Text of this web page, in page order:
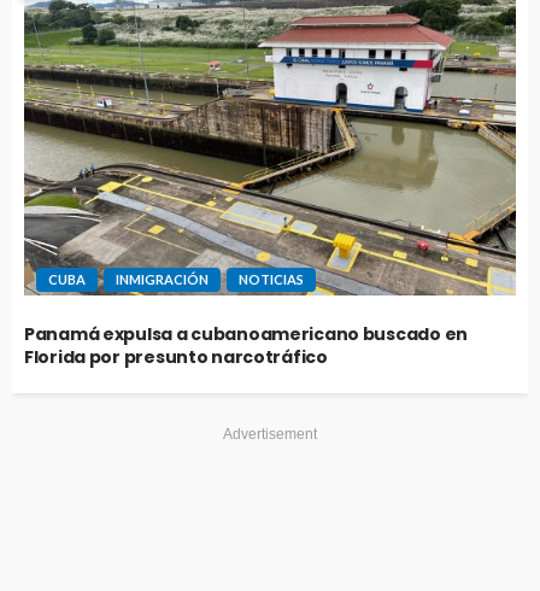
CUBA INMIGRACIÓN NOTICIAS
Panamá expulsa a cubanoamericano buscado en
Florida por presunto narcotráfico
Advertisement